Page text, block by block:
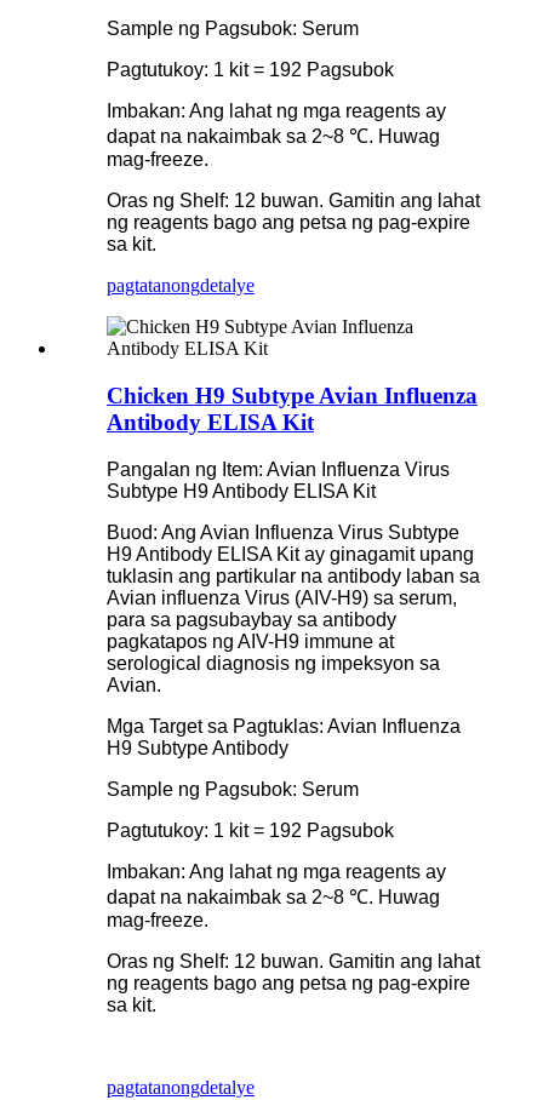
Sample ng Pagsubok: Serum
Pagtutukoy: 1 kit = 192 Pagsubok
Imbakan: Ang lahat ng mga reagents ay
dapat na nakaimbak sa 2~8 ℃. Huwag
mag-freeze.
Oras ng Shelf: 12 buwan. Gamitin ang lahat
ng reagents bago ang petsa ng pag-expire
sa kit.
pagtatanongdetalye
Chicken H9 Subtype Avian Influenza
Antibody ELISA Kit
Pangalan ng Item: Avian Influenza Virus
Subtype H9 Antibody ELISA Kit
Buod: Ang Avian Influenza Virus Subtype
H9 Antibody ELISA Kit ay ginagamit upang
tuklasin ang partikular na antibody laban sa
Avian influenza Virus (AIV-H9) sa serum,
para sa pagsubaybay sa antibody
pagkatapos ng AIV-H9 immune at
serological diagnosis ng impeksyon sa
Avian.
Mga Target sa Pagtuklas: Avian Influenza
H9 Subtype Antibody
Sample ng Pagsubok: Serum
Pagtutukoy: 1 kit = 192 Pagsubok
Imbakan: Ang lahat ng mga reagents ay
dapat na nakaimbak sa 2~8 ℃. Huwag
mag-freeze.
Oras ng Shelf: 12 buwan. Gamitin ang lahat
ng reagents bago ang petsa ng pag-expire
sa kit.
pagtatanongdetalye